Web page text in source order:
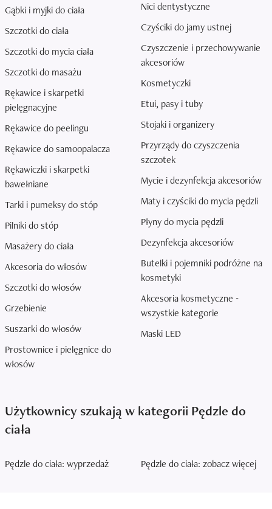
Gąbki i myjki do ciała
Szczotki do ciała
Szczotki do mycia ciała
Szczotki do masażu
Rękawice i skarpetki
pielęgnacyjne
Rękawice do peelingu
Rękawice do samoopalacza
Rękawiczki i skarpetki
bawełniane
Tarki i pumeksy do stóp
Pilniki do stóp
Masażery do ciała
Akcesoria do włosów
Szczotki do włosów
Grzebienie
Suszarki do włosów
Prostownice i pielęgnice do
włosów
Nici dentystyczne
Czyściki do jamy ustnej
Czyszczenie i przechowywanie
akcesoriów
Kosmetyczki
Etui, pasy i tuby
Stojaki i organizery
Przyrządy do czyszczenia
szczotek
Mycie i dezynfekcja akcesoriów
Maty i czyściki do mycia pędzli
Płyny do mycia pędzli
Dezynfekcja akcesoriów
Butelki i pojemniki podróżne na
kosmetyki
Akcesoria kosmetyczne -
wszystkie kategorie
Maski LED
Użytkownicy szukają w kategorii Pędzle do
ciała
Pędzle do ciała: wyprzedaż Pędzle do ciała: zobacz więcej